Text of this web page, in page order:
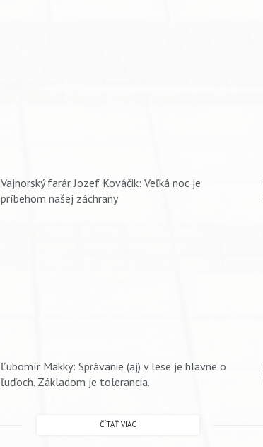
Vajnorský farár Jozef Kováčik: Veľká noc je
príbehom našej záchrany
Ľubomír Mäkký: Správanie (aj) v lese je hlavne o
ľuďoch. Základom je tolerancia.
ČÍTAŤ VIAC